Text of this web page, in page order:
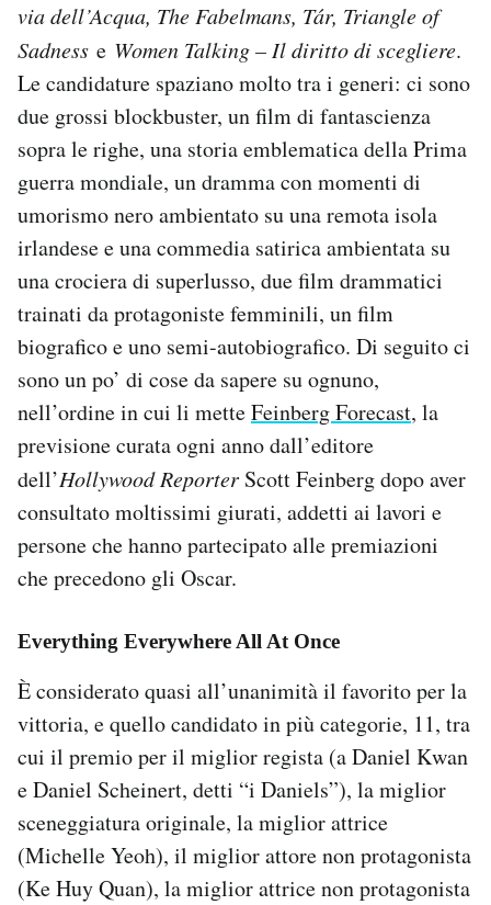
via dell’Acqua, The Fabelmans, Tár, Triangle of
Sadness e Women Talking – Il diritto di scegliere.
Le candidature spaziano molto tra i generi: ci sono
due grossi blockbuster, un film di fantascienza
sopra le righe, una storia emblematica della Prima
guerra mondiale, un dramma con momenti di
umorismo nero ambientato su una remota isola
irlandese e una commedia satirica ambientata su
una crociera di superlusso, due film drammatici
trainati da protagoniste femminili, un film
biografico e uno semi-autobiografico. Di seguito ci
sono un po’ di cose da sapere su ognuno,
nell’ordine in cui li metteFeinberg Forecast, la
previsione curata ogni anno dall’editore
dell’Hollywood Reporter Scott Feinberg dopo aver
consultato moltissimi giurati, addetti ai lavori e
persone che hanno partecipato alle premiazioni
che precedono gli Oscar.
Everything Everywhere All At Once
È considerato quasi all’unanimità il favorito per la
vittoria, e quello candidato in più categorie, 11, tra
cui il premio per il miglior regista (a Daniel Kwan
e Daniel Scheinert, detti “i Daniels”), la miglior
sceneggiatura originale, la miglior attrice
(Michelle Yeoh), il miglior attore non protagonista
(Ke Huy Quan), la miglior attrice non protagonista